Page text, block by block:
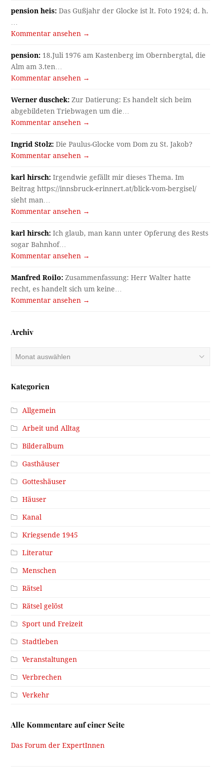
pension heis: Das Gußjahr der Glocke ist lt. Foto 1924; d. h.
…
Kommentar ansehen →
pension: 18.Juli 1976 am Kastenberg im Obernbergtal, die
Alm am 3.ten…
Kommentar ansehen →
Werner duschek: Zur Datierung: Es handelt sich beim
abgebildeten Triebwagen um die…
Kommentar ansehen →
Ingrid Stolz: Die Paulus-Glocke vom Dom zu St. Jakob?
Kommentar ansehen →
karl hirsch: Irgendwie gefällt mir dieses Thema. Im
Beitrag https://innsbruck-erinnert.at/blick-vom-bergisel/
sieht man…
Kommentar ansehen →
karl hirsch: Ich glaub, man kann unter Opferung des Rests
sogar Bahnhof…
Kommentar ansehen →
Manfred Roilo: Zusammenfassung: Herr Walter hatte
recht, es handelt sich um keine…
Kommentar ansehen →
Archiv
Archiv
Kategorien
Allgemein
Arbeit und Alltag
Bilderalbum
Gasthäuser
Gotteshäuser
Häuser
Kanal
Kriegsende 1945
Literatur
Menschen
Rätsel
Rätsel gelöst
Sport und Freizeit
Stadtleben
Veranstaltungen
Verbrechen
Verkehr
Alle Kommentare auf einer Seite
Das Forum der ExpertInnen